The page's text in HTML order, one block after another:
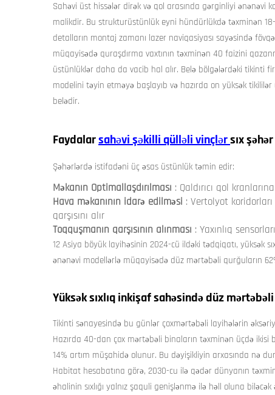
Sahəvi üst hissələr dirək və qol arasında gərginliyi
malikdir. Bu strukturüstünlük eyni hündürlükdə təxminən
detalların montaj zamanı lazer naviqasiyası sayəsində
müqayisədə quraşdırma vaxtının təxminən 40 faizini
üstünlüklər daha da vacib hal alır. Belə bölgələrdəki tikinti
modelini təyin etməyə başlayıb və hazırda on yüksək
belədir.
Faydalarsahəvi şəkilli qülləli vinçlərsıx
Şəhərlərdə istifadəni üç əsas üstünlük təmin edir:
Məkanın Optimallaşdırılması : Qaldırıcı qol
Hava məkanının idarə edilməsi : Vertolyot
qarşısını alır
Toqquşmanın qarşısının alınması : Yaxınlıq
12 Asiya böyük layihəsinin 2024-cü ildəki tədqiqatı, yüksək
ənənəvi modellərlə müqayisədə düz mərtəbəli qurğuların
Yüksək sıxlıq inkişaf sahəsində düz
Tikinti sənayesində bu günlər çoxmərtəbəli layihələrin
Hazırda 40-dan çox mərtəbəli binaların təxminən üçdə
14% artım müşahidə olunur. Bu dəyişikliyin arxasında nə
Habitat hesabatına görə, 2030-cu ilə qədər dünyanın
əhalinin sıxlığı yalnız şaquli genişlənmə ilə həll oluna